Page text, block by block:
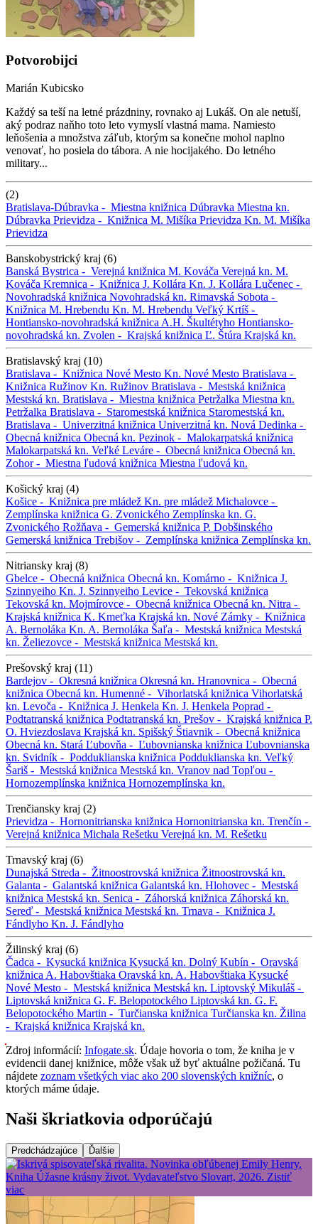
Potvorobijci
Marián Kubicsko
Každý sa teší na letné prázdniny, rovnako aj Lukáš. On ale netuší,
aký podraz naňho toto leto vymyslí vlastná mama. Namiesto
leňošenia a množstva záľub, ktorým sa konečne mohol naplno
venovať, ho posiela do tábora. A nie hocijakého. Do letného
military...
(2)
Bratislava-Dúbravka - Miestna knižnica Dúbravka Miestna kn.
Dúbravka Prievidza - Knižnica M. Mišíka Prievidza Kn. M. Mišíka
Prievidza
Banskobystrický kraj (6)
Banská Bystrica - Verejná knižnica M. Kováča Verejná kn. M.
Kováča Kremnica - Knižnica J. Kollára Kn. J. Kollára Lučenec -
Novohradská knižnica Novohradská kn. Rimavská Sobota -
Knižnica M. Hrebendu Kn. M. Hrebendu Veľký Krtíš -
Hontiansko-novohradská knižnica A.H. Škultétyho Hontiansko-
novohradská kn. Zvolen - Krajská knižnica Ľ. Štúra Krajská kn.
Bratislavský kraj (10)
Bratislava - Knižnica Nové Mesto Kn. Nové Mesto Bratislava -
Knižnica Ružinov Kn. Ružinov Bratislava - Mestská knižnica
Mestská kn. Bratislava - Miestna knižnica Petržalka Miestna kn.
Petržalka Bratislava - Staromestská knižnica Staromestská kn.
Bratislava - Univerzitná knižnica Univerzitná kn. Nová Dedinka -
Obecná knižnica Obecná kn. Pezinok - Malokarpatská knižnica
Malokarpatská kn. Veľké Leváre - Obecná knižnica Obecná kn.
Zohor - Miestna ľudová knižnica Miestna ľudová kn.
Košický kraj (4)
Košice - Knižnica pre mládež Kn. pre mládež Michalovce -
Zemplínska knižnica G. Zvonického Zemplínska kn. G.
Zvonického Rožňava - Gemerská knižnica P. Dobšinského
Gemerská knižnica Trebišov - Zemplínska knižnica Zemplínska kn.
Nitriansky kraj (8)
Gbelce - Obecná knižnica Obecná kn. Komárno - Knižnica J.
Szinnyeiho Kn. J. Szinnyeiho Levice - Tekovská knižnica
Tekovská kn. Mojmírovce - Obecná knižnica Obecná kn. Nitra -
Krajská knižnica K. Kmeťka Krajská kn. Nové Zámky - Knižnica
A. Bernoláka Kn. A. Bernoláka Šaľa - Mestská knižnica Mestská
kn. Želiezovce - Mestská knižnica Mestská kn.
Prešovský kraj (11)
Bardejov - Okresná knižnica Okresná kn. Hranovnica - Obecná
knižnica Obecná kn. Humenné - Vihorlatská knižnica Vihorlatská
kn. Levoča - Knižnica J. Henkela Kn. J. Henkela Poprad -
Podtatranská knižnica Podtatranská kn. Prešov - Krajská knižnica P.
O. Hviezdoslava Krajská kn. Spišský Štiavnik - Obecná knižnica
Obecná kn. Stará Ľubovňa - Ľubovnianska knižnica Ľubovnianska
kn. Svidník - Podduklianska knižnica Podduklianska kn. Veľký
Šariš - Mestská knižnica Mestská kn. Vranov nad Topľou -
Hornozemplínska knižnica Hornozemplínska kn.
Trenčiansky kraj (2)
Prievidza - Hornonitrianska knižnica Hornonitrianska kn. Trenčín -
Verejná knižnica Michala Rešetku Verejná kn. M. Rešetku
Trnavský kraj (6)
Dunajská Streda - Žitnoostrovská knižnica Žitnoostrovská kn.
Galanta - Galantská knižnica Galantská kn. Hlohovec - Mestská
knižnica Mestská kn. Senica - Záhorská knižnica Záhorská kn.
Sereď - Mestská knižnica Mestská kn. Trnava - Knižnica J.
Fándlyho Kn. J. Fándlyho
Žilinský kraj (6)
Čadca - Kysucká knižnica Kysucká kn. Dolný Kubín - Oravská
knižnica A. Habovštiaka Oravská kn. A. Habovštiaka Kysucké
Nové Mesto - Mestská knižnica Mestská kn. Liptovský Mikuláš -
Liptovská knižnica G. F. Belopotockého Liptovská kn. G. F.
Belopotockého Martin - Turčianska knižnica Turčianska kn. Žilina
- Krajská knižnica Krajská kn.
Zdroj informácií: Infogate.sk. Údaje hovoria o tom, že kniha je v
evidencii danej knižnice, môže však už byť aktuálne požičaná. Tu
nájdete zoznam všetkých viac ako 200 slovenských knižníc, o
ktorých máme údaje.
Naši škriatkovia odporúčajú
Predchádzajúce Ďalšie